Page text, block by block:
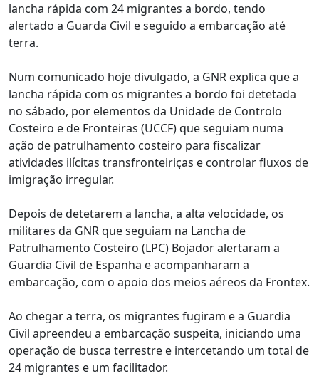
lancha rápida com 24 migrantes a bordo, tendo
alertado a Guarda Civil e seguido a embarcação até
terra.
Num comunicado hoje divulgado, a GNR explica que a
lancha rápida com os migrantes a bordo foi detetada
no sábado, por elementos da Unidade de Controlo
Costeiro e de Fronteiras (UCCF) que seguiam numa
ação de patrulhamento costeiro para fiscalizar
atividades ilícitas transfronteiriças e controlar fluxos de
imigração irregular.
Depois de detetarem a lancha, a alta velocidade, os
militares da GNR que seguiam na Lancha de
Patrulhamento Costeiro (LPC) Bojador alertaram a
Guardia Civil de Espanha e acompanharam a
embarcação, com o apoio dos meios aéreos da Frontex.
Ao chegar a terra, os migrantes fugiram e a Guardia
Civil apreendeu a embarcação suspeita, iniciando uma
operação de busca terrestre e intercetando um total de
24 migrantes e um facilitador.